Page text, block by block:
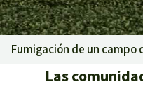
Fumigación de un campo
Las